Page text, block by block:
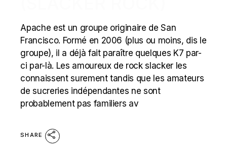
Apache est un groupe originaire de San
Francisco. Formé en 2006 (plus ou moins, dis le
groupe), il a déjà fait paraître quelques K7 par-
ci par-là. Les amoureux de rock slacker les
connaissent surement tandis que les amateurs
de sucreries indépendantes ne sont
probablement pas familiers av
SHARE